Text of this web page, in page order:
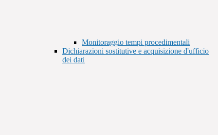
Monitoraggio tempi procedimentali
Dichiarazioni sostitutive e acquisizione d'ufficio
dei dati